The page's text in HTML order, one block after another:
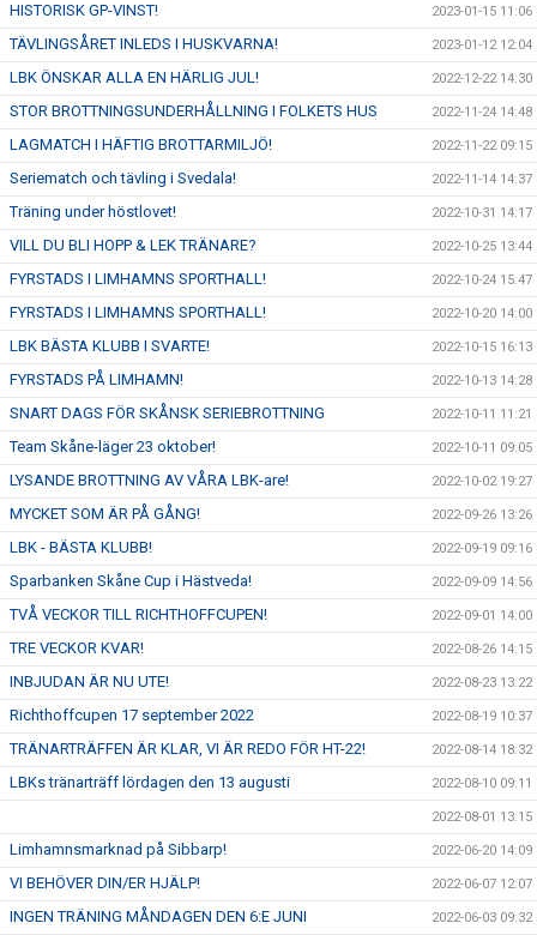
HISTORISK GP-VINST! 2023-01-15 11:06
TÄVLINGSÅRET INLEDS I HUSKVARNA! 2023-01-12 12:04
LBK ÖNSKAR ALLA EN HÄRLIG JUL! 2022-12-22 14:30
STOR BROTTNINGSUNDERHÅLLNING I FOLKETS HUS 2022-11-24 14:48
LAGMATCH I HÄFTIG BROTTARMILJÖ! 2022-11-22 09:15
Seriematch och tävling i Svedala! 2022-11-14 14:37
Träning under höstlovet! 2022-10-31 14:17
VILL DU BLI HOPP & LEK TRÄNARE? 2022-10-25 13:44
FYRSTADS I LIMHAMNS SPORTHALL! 2022-10-24 15:47
FYRSTADS I LIMHAMNS SPORTHALL! 2022-10-20 14:00
LBK BÄSTA KLUBB I SVARTE! 2022-10-15 16:13
FYRSTADS PÅ LIMHAMN! 2022-10-13 14:28
SNART DAGS FÖR SKÅNSK SERIEBROTTNING 2022-10-11 11:21
Team Skåne-läger 23 oktober! 2022-10-11 09:05
LYSANDE BROTTNING AV VÅRA LBK-are! 2022-10-02 19:27
MYCKET SOM ÄR PÅ GÅNG! 2022-09-26 13:26
LBK - BÄSTA KLUBB! 2022-09-19 09:16
Sparbanken Skåne Cup i Hästveda! 2022-09-09 14:56
TVÅ VECKOR TILL RICHTHOFFCUPEN! 2022-09-01 14:00
TRE VECKOR KVAR! 2022-08-26 14:15
INBJUDAN ÄR NU UTE! 2022-08-23 13:22
Richthoffcupen 17 september 2022 2022-08-19 10:37
TRÄNARTRÄFFEN ÄR KLAR, VI ÄR REDO FÖR HT-22! 2022-08-14 18:32
LBKs tränarträff lördagen den 13 augusti 2022-08-10 09:11
2022-08-01 13:15
Limhamnsmarknad på Sibbarp! 2022-06-20 14:09
VI BEHÖVER DIN/ER HJÄLP! 2022-06-07 12:07
INGEN TRÄNING MÅNDAGEN DEN 6:E JUNI 2022-06-03 09:32